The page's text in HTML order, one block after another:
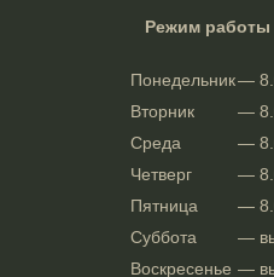
Режим работы
Понедельник—
Вторник
—
Среда
—
Четверг
—
Пятница
—
Суббота
—
Воскресенье —